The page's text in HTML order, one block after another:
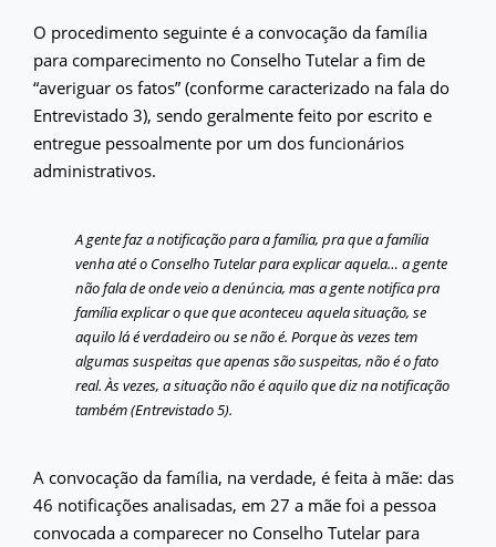
O procedimento seguinte é a convocação da família
para comparecimento no Conselho Tutelar a fim de
“averiguar os fatos” (conforme caracterizado na fala do
Entrevistado 3), sendo geralmente feito por escrito e
entregue pessoalmente por um dos funcionários
administrativos.
A gente faz a notificação para a família, pra que a família
venha até o Conselho Tutelar para explicar aquela… a gente
não fala de onde veio a denúncia, mas a gente notifica pra
família explicar o que que aconteceu aquela situação, se
aquilo lá é verdadeiro ou se não é. Porque às vezes tem
algumas suspeitas que apenas são suspeitas, não é o fato
real. Às vezes, a situação não é aquilo que diz na notificação
também (Entrevistado 5).
A convocação da família, na verdade, é feita à mãe: das
46 notificações analisadas, em 27 a mãe foi a pessoa
convocada a comparecer no Conselho Tutelar para